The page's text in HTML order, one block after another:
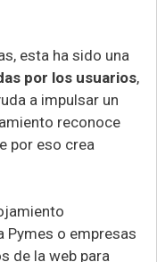
esta ha sido una
por los usuarios,
a impulsar un
reconoce
por eso crea
Pymes o empresas
de la web para